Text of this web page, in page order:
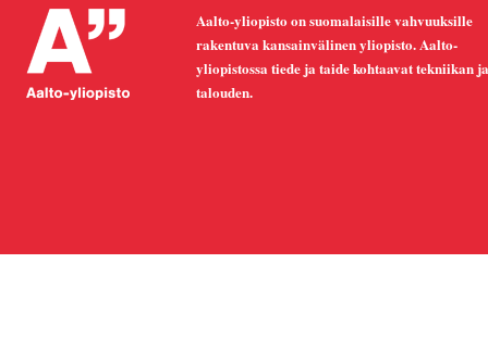
Aalto-yliopisto on suomalaisille vahvuuksille
rakentuva kansainvälinen yliopisto. Aalto-
yliopistossa tiede ja taide kohtaavat tekniikan ja
talouden.